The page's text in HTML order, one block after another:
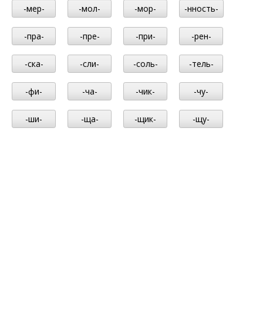
-мер- -мол- -мор- -нность-
-пра- -пре- -при- -рен-
-ска- -сли- -соль- -тель-
-фи- -ча- -чик- -чу-
-ши- -ща- -щик- -щу-